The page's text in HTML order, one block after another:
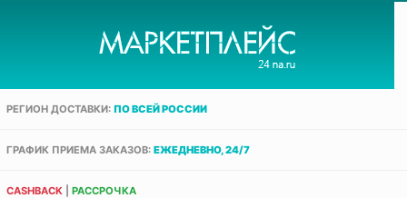
РЕГИОН ДОСТАВКИ: ПО ВСЕЙ РОССИИ
ГРАФИК ПРИЕМА ЗАКАЗОВ: ЕЖЕДНЕВНО, 24/7
CASHBACK РАССРОЧКА